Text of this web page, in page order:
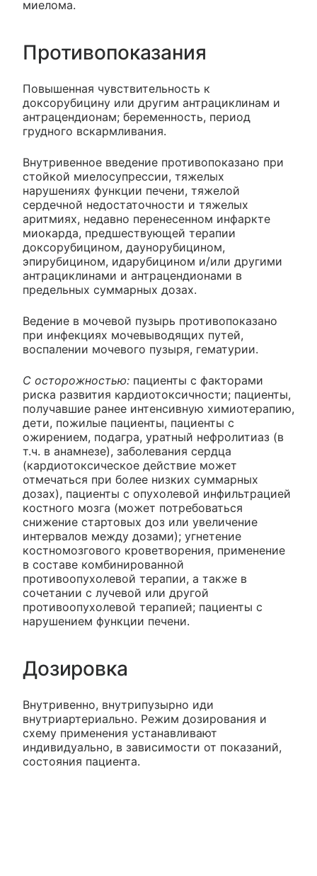
миелома.
Противопоказания
Повышенная чувствительность к
доксорубицину или другим антрациклинам и
антрацендионам; беременность, период
грудного вскармливания.
Внутривенное введение противопоказано при
стойкой миелосупрессии, тяжелых
нарушениях функции печени, тяжелой
сердечной недостаточности и тяжелых
аритмиях, недавно перенесенном инфаркте
миокарда, предшествующей терапии
доксорубицином, даунорубицином,
эпирубицином, идарубицином и/или другими
антрациклинами и антрацендионами в
предельных суммарных дозах.
Ведение в мочевой пузырь противопоказано
при инфекциях мочевыводящих путей,
воспалении мочевого пузыря, гематурии.
С осторожностью: пациенты с факторами
риска развития кардиотоксичности; пациенты,
получавшие ранее интенсивную химиотерапию,
дети, пожилые пациенты, пациенты с
ожирением, подагра, уратный нефролитиаз (в
т.ч. в анамнезе), заболевания сердца
(кардиотоксическое действие может
отмечаться при более низких суммарных
дозах), пациенты с опухолевой инфильтрацией
костного мозга (может потребоваться
снижение стартовых доз или увеличение
интервалов между дозами); угнетение
костномозгового кроветворения, применение
в составе комбинированной
противоопухолевой терапии, а также в
сочетании с лучевой или другой
противоопухолевой терапией; пациенты с
нарушением функции печени.
Дозировка
Внутривенно, внутрипузырно иди
внутриартериально. Режим дозирования и
схему применения устанавливают
индивидуально, в зависимости от показаний,
состояния пациента.